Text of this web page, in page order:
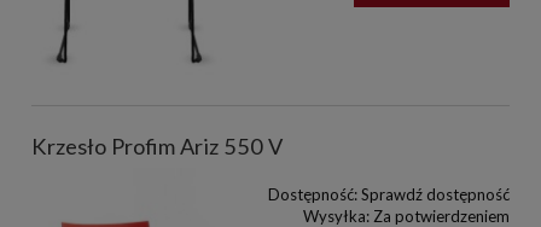
Krzesło Profim Ariz 550 V
Dostępność:Sprawdź dostępność
Wysyłka: Za potwierdzeniem